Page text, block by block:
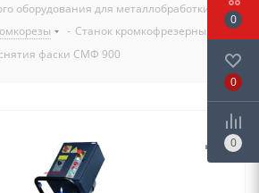
оборудования для металлобработки
- Станок кромкофрезерный для
снятия фаски СМФ 900
0
0
0